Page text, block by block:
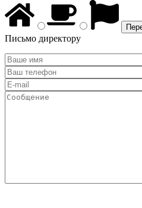
Письмо директору